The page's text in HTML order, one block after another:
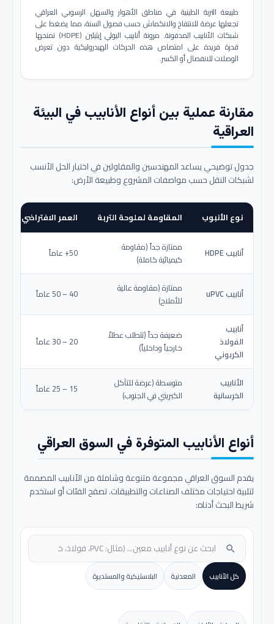
طبيعة التربة الطينية في مناطق الأهوار والسهل الرسوبي العراقي
تجعلها عرضة للانتفاخ والانكماش حسب فصول السنة، مما يضغط على
شبكات الأنابيب المدفونة. مرونة أنابيب البولي إيثيلين (HDPE) تمنحها
قدرة فريدة على امتصاص هذه الحركات الهيدروليكية دون تعرض
الوصلات للانفصال أو الكسر.
مقارنة عملية بين أنواع الأنابيب في البيئة
العراقية
جدول توضيحي يساعد المهندسين والمقاولين في اختيار الحل الأنسب
لشبكات النقل حسب مواصفات المشروع وطبيعة الأرض:
نوع الأنبوب المقاومة لملوحة التربة العمر الافتراضي
أنابيب HDPE
ممتازة جداً (مقاومة
كيميائية كاملة)
50+ عاماً
أنابيب uPVC
ممتازة (مقاومة عالية
للأملاح)
40 – 50 عاماً
أنابيب
الفولاذ
الكربوني
ضعيفة جداً (تتطلب عطلاً
خارجياً وداخلياً)
20 – 30 عاماً
الأنابيب
الخرسانية
متوسطة (عرضة للتآكل
الكبريتي في الجنوب)
15 – 25 عاماً
أنواع الأنابيب المتوفرة في السوق العراقي
يقدم السوق العراقي مجموعة متنوعة وشاملة من الأنابيب المصممة
لتلبية احتياجات مختلف الصناعات والتطبيقات. تصفح الفئات أو استخدم
شريط البحث أدناه:
search
كل الأنابيب المعدنية البلاستيكية والمستديرة